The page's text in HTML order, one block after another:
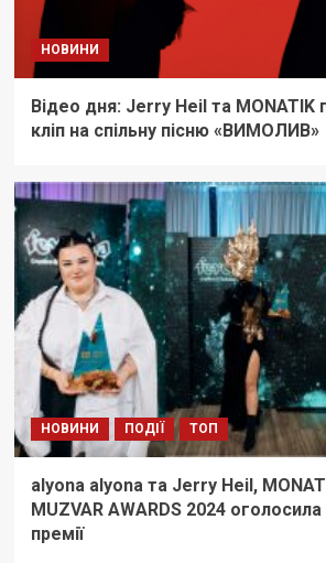
НОВИНИ
Відео дня: Jerry Heil та MONATIK
кліп на спільну пісню «ВИМОЛИВ»
НОВИНИ ПОДІЇ ТОП
alyona alyona та Jerry Heil,
MUZVAR AWARDS 2024
премії